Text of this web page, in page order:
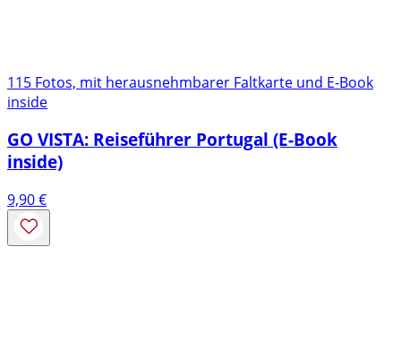
115 Fotos, mit herausnehmbarer Faltkarte und E-Book
inside
GO VISTA: Reiseführer Portugal (E-Book
inside)
9,90€